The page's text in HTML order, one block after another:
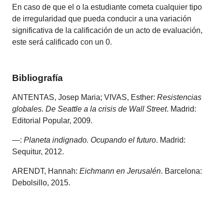
En caso de que el o la estudiante cometa cualquier tipo
de irregularidad que pueda conducir a una variación
significativa de la calificación de un acto de evaluación,
este será calificado con un 0.
Bibliografía
ANTENTAS, Josep Maria; VIVAS, Esther:Resistencias
globales. De Seattle a la crisis de Wall Street. Madrid:
Editorial Popular, 2009.
—:Planeta indignado. Ocupando el futuro. Madrid:
Sequitur, 2012.
ARENDT, Hannah:Eichmann en Jerusalén. Barcelona:
Debolsillo, 2015.